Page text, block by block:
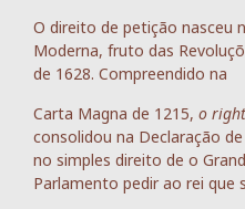
O direito de petição nasceu
Moderna, fruto das
de 1628. Compreendido na
Carta Magna de 1215, o
consolidou na Declaração
no simples direito de o
Parlamento pedir ao rei que